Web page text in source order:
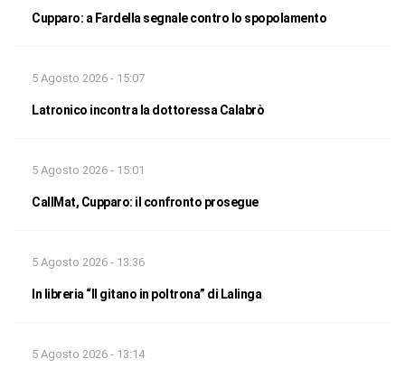
Cupparo: a Fardella segnale contro lo spopolamento
5 Agosto 2026 - 15:07
Latronico incontra la dottoressa Calabrò
5 Agosto 2026 - 15:01
CallMat, Cupparo: il confronto prosegue
5 Agosto 2026 - 13:36
In libreria “Il gitano in poltrona” di Lalinga
5 Agosto 2026 - 13:14